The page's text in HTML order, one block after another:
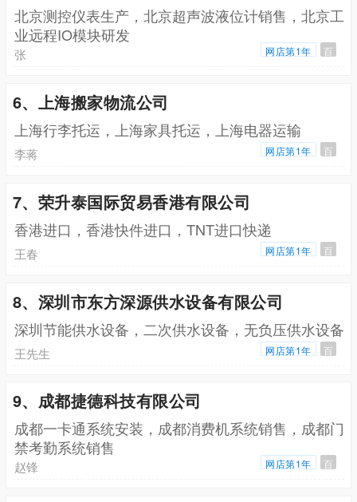
北京测控仪表生产，北京超声波液位计销售，北京工
业远程IO模块研发
张 网店第1年 百
6、上海搬家物流公司
上海行李托运，上海家具托运，上海电器运输
李蒋 网店第1年 百
7、荣升泰国际贸易香港有限公司
香港进口，香港快件进口，TNT进口快递
王春 网店第1年 百
8、深圳市东方深源供水设备有限公司
深圳节能供水设备，二次供水设备，无负压供水设备
王先生 网店第1年 百
9、成都捷德科技有限公司
成都一卡通系统安装，成都消费机系统销售，成都门
禁考勤系统销售
赵锋 网店第1年 百